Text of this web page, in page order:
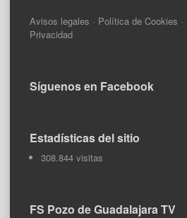
Avisos legales · Política de Cookies
Privacidad
Síguenos en Facebook
Estadísticas del sitio
308.844 visitas
FS Pozo de Guadalajara TV